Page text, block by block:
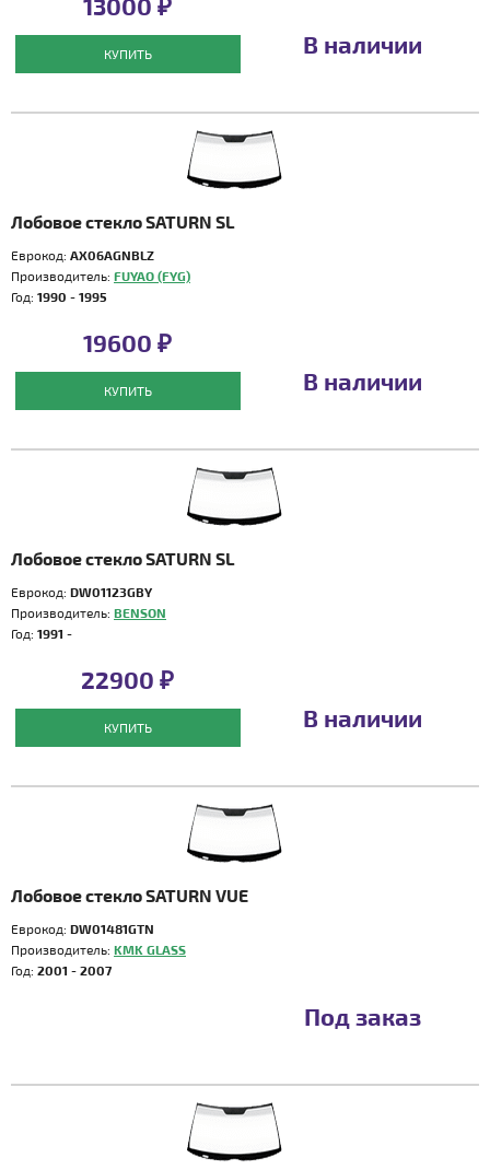
КУПИТЬ В наличии
Лобовое стекло SATURN SL
Еврокод: AX06AGNBLZ
Производитель: FUYAO (FYG)
Год: 1990 - 1995
19600 ₽
КУПИТЬ В наличии
Лобовое стекло SATURN SL
Еврокод: DW01123GBY
Производитель: BENSON
Год: 1991 -
22900 ₽
КУПИТЬ В наличии
Лобовое стекло SATURN VUE
Еврокод: DW01481GTN
Производитель: KMK GLASS
Год: 2001 - 2007
Под заказ